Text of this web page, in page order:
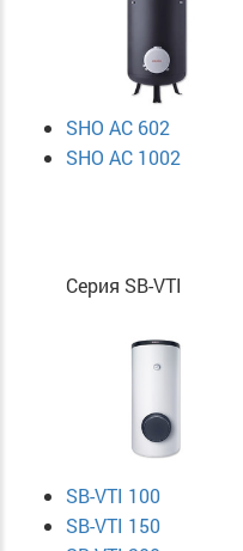
SHO AC 602
SHO AC 1002
Серия SB-VTI
SB-VTI 100
SB-VTI 150